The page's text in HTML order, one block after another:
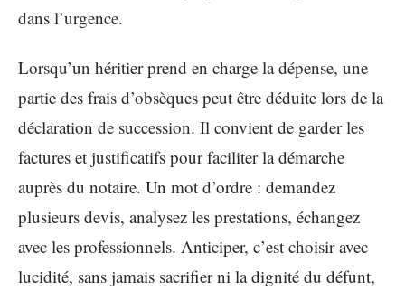
dans l’urgence.
Lorsqu’un héritier prend en charge la dépense, une
partie des frais d’obsèques peut être déduite lors de la
déclaration de succession. Il convient de garder les
factures et justificatifs pour faciliter la démarche
auprès du notaire. Un mot d’ordre : demandez
plusieurs devis, analysez les prestations, échangez
avec les professionnels. Anticiper, c’est choisir avec
lucidité, sans jamais sacrifier ni la dignité du défunt,